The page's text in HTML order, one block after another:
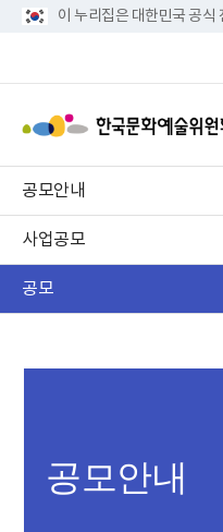
이 누리집은 대한민국 공식
공모안내
사업공모
공모
공모안내